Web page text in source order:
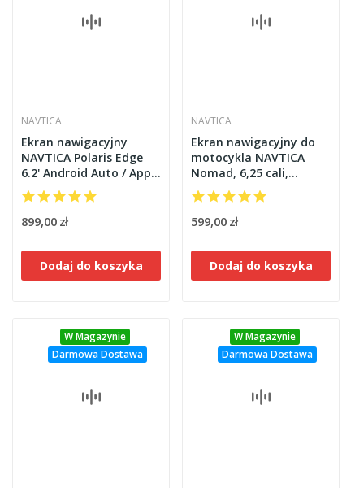
NAVTICA
Ekran nawigacyjny
NAVTICA Polaris Edge
6.2' Android Auto / Apple
CarPlay do motocykla
BMW z WONDER WHEEL
899,00 zł
Dodaj do koszyka
NAVTICA
Ekran nawigacyjny do
motocykla NAVTICA
Nomad, 6,25 cali,
CarPlay, Android Auto
599,00 zł
Dodaj do koszyka
W Magazynie
Darmowa Dostawa
W Magazynie
Darmowa Dostawa